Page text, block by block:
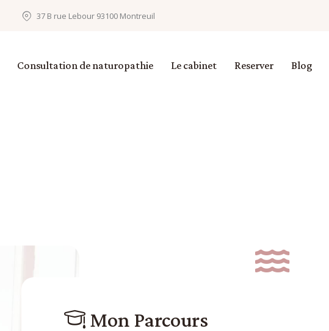
37 B rue Lebour 93100 Montreuil
Consultation de naturopathie Le cabinet Reserver Blog
Mon Parcours